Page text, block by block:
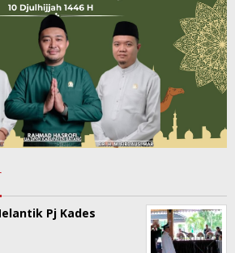
Pj Kades